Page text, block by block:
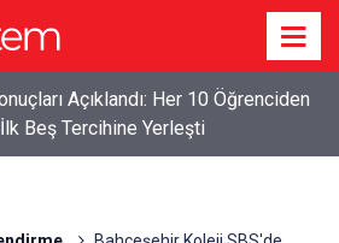
Açıklandı: Her 10 Öğrenciden
İlk Beş Tercihine Yerleşti